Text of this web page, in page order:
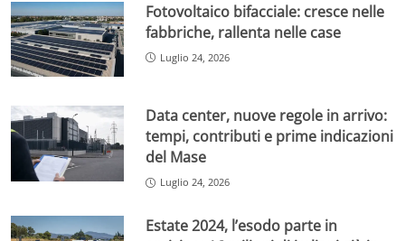
Fotovoltaico bifacciale: cresce nelle
fabbriche, rallenta nelle case
Luglio 24, 2026
Data center, nuove regole in arrivo:
tempi, contributi e prime indicazioni
del Mase
Luglio 24, 2026
Estate 2024, l’esodo parte in